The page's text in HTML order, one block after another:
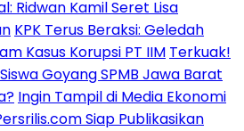
Ridwan Kamil Seret Lisa
KPK Terus Beraksi: Geledah
Kasus Korupsi PT IIM Terkuak!
Goyang SPMB Jawa Barat
Ingin Tampil di Media Ekonomi
Siap Publikasikan